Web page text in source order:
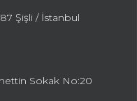
Şişli / İstanbul
Sokak No:20